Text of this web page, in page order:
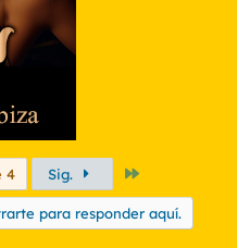
4 Sig.
para responder aquí.